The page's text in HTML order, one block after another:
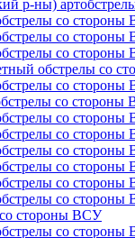
р-ны)
со
со
со
обстрелы со
со
со стороны
со
со
со
со
со
со
со стороны ВСУ
со